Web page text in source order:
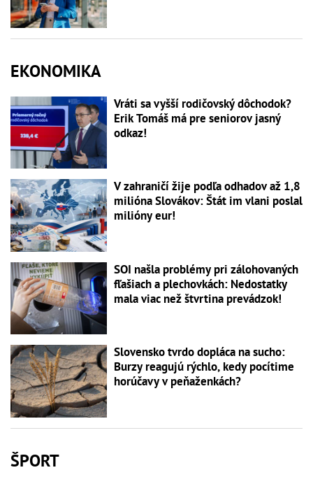
EKONOMIKA
Vráti sa vyšší rodičovský dôchodok?
Erik Tomáš má pre seniorov jasný
odkaz!
V zahraničí žije podľa odhadov až 1,8
milióna Slovákov: Štát im vlani poslal
milióny eur!
SOI našla problémy pri zálohovaných
fľašiach a plechovkách: Nedostatky
mala viac než štvrtina prevádzok!
Slovensko tvrdo dopláca na sucho:
Burzy reagujú rýchlo, kedy pocítime
horúčavy v peňaženkách?
ŠPORT